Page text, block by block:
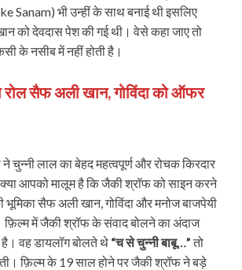
Sanam) भी उन्हीं के साथ बनाई थी इसलिए
को देवदास पेश की गई थी। वेसे कहा जाए तो
के नसीब में नहीं होती है।
रोल सैफ अली खान, गोविंदा को ऑफर
चुन्नी लाल का बेहद महत्वपूर्ण और रोचक किरदार
आपको मालूम है कि जैकी श्रॉफ को साइन करने
सैफ अली खान, गोविंदा और मनोज बाजपेयी
में जैकी श्रॉफ के संवाद बोलने का अंदाज
वह डायलॉग बोलते थे “च से चुन्नी बाबू…”तो
फ़िल्म के 19 साल होने पर जैकी श्रॉफ ने बड़े